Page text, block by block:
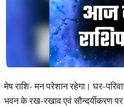
मेष राशि- मन परेशान रहेगा। घर-
भवन के रख-रखाव एवं सौन्दर्यीकरण